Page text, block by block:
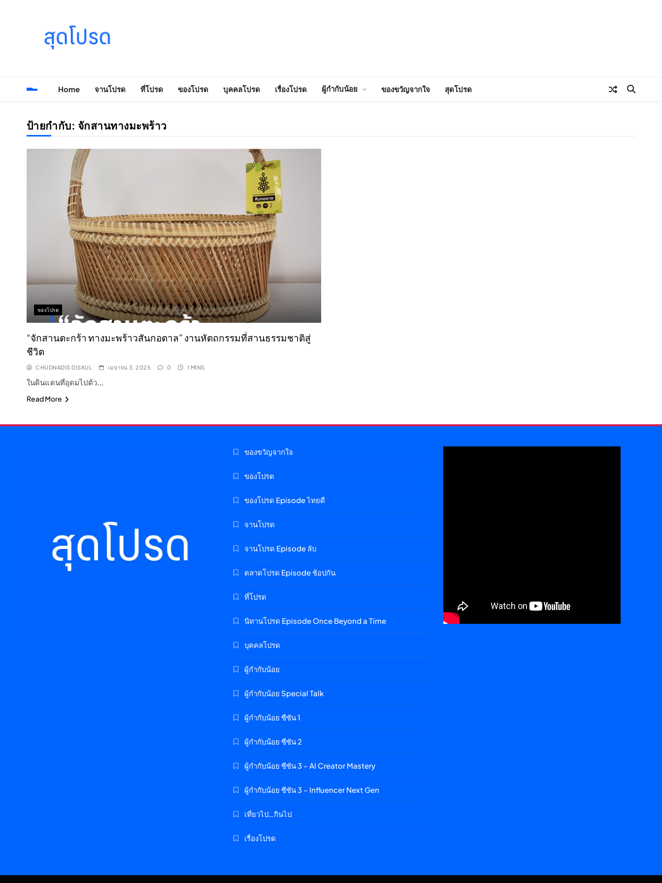
Home
จานโปรด ที่โปรด ของโปรด บุคคลโปรด เรื่องโปรด ผู้กำกับน้อย ของขวัญจากใจ สุดโปรด
ป้ายกำกับ: จักสานทางมะพร้าว
ของโปรด
“จักสานตะกร้า ทางมะพร้าวสันกอตาล” งานหัตถกรรมที่สานธรรมชาติสู่
ชีวิต
CHUDNADIS DISKUL เมษายน 3, 2025 0 1 MINS
ในดินแดนที่อุดมไปด้ว…
Read More
ของขวัญจากใจ
ของโปรด
ของโปรด Episode ไทยดี
จานโปรด
จานโปรด Episode ลับ
ตลาดโปรด Episode ช้อปกัน
ที่โปรด
นิทานโปรด Episode Once Beyond a Time
บุคคลโปรด
ผู้กำกับน้อย
ผู้กำกับน้อย Special Talk
ผู้กำกับน้อย ซีซัน 1
ผู้กำกับน้อย ซีซัน 2
ผู้กำกับน้อย ซีซัน 3 – AI Creator Mastery
ผู้กำกับน้อย ซีซัน 3 – Influencer Next Gen
เที่ยวไป…กินไป
เรื่องโปรด